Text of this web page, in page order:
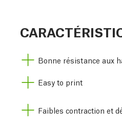
Bonne résistance aux
Easy to print
Faibles contraction et